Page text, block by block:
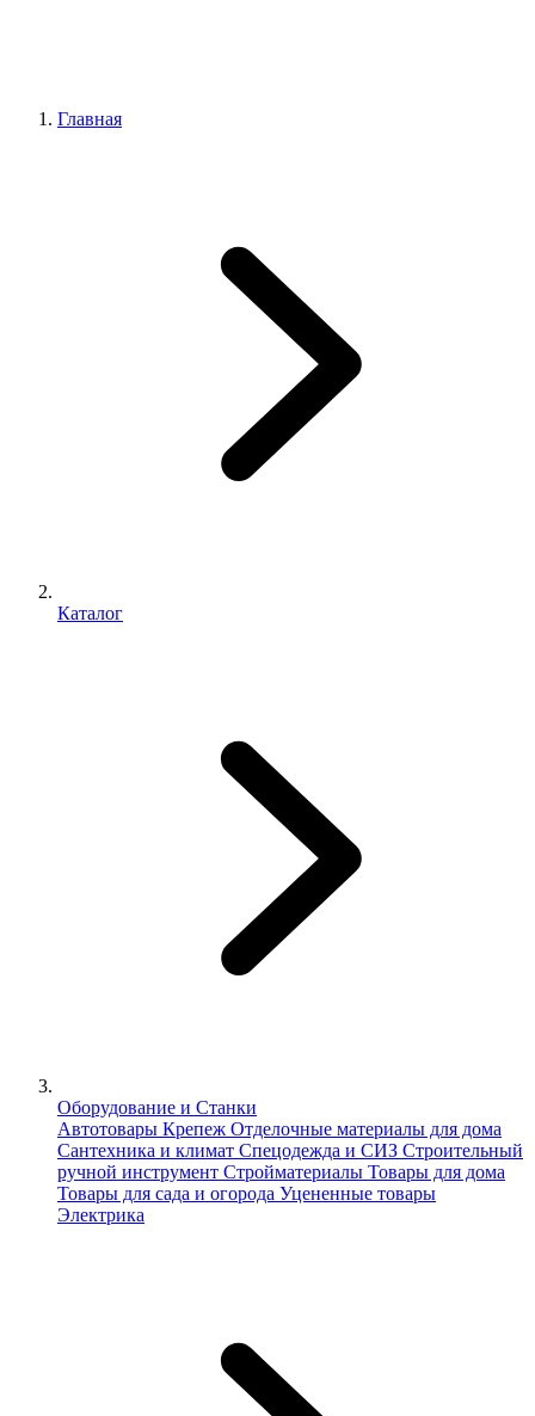
Главная
Каталог
Оборудование и Станки
Автотовары Крепеж Отделочные материалы для дома
Сантехника и климат Спецодежда и СИЗ Строительный
ручной инструмент Стройматериалы Товары для дома
Товары для сада и огорода Уцененные товары
Электрика